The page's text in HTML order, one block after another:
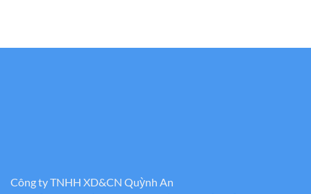
Công ty TNHH XD&CN Quỳnh An